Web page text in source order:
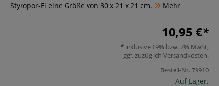
Styropor-Ei eine Größe von 30 x 21 x 21 cm.
Mehr
10,95 €
inklusive 19% bzw. 7% MwSt,
ggf. zuzüglich Versandkosten.
Bestell-Nr.79910
Auf Lager.